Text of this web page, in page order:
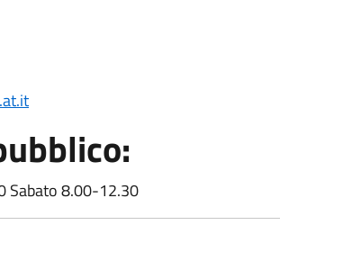
Sabato 8.00-12.30